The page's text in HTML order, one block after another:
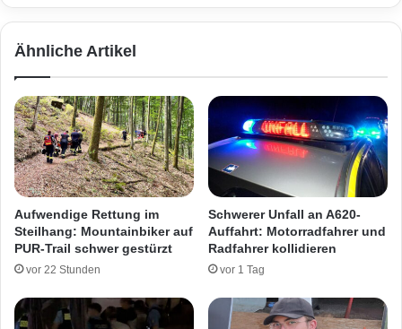
u
n
n
a
c
h
e
r
h
Ähnliche Artikel
Aufwendige Rettung im
Steilhang: Mountainbiker auf
PUR-Trail schwer gestürzt
vor 22 Stunden
Schwerer Unfall an A620-
Auffahrt: Motorradfahrer und
Radfahrer kollidieren
vor 1 Tag